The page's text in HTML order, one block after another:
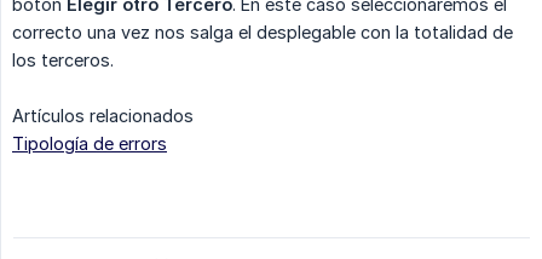
botón Elegir otro Tercero. En este caso seleccionaremos el
correcto una vez nos salga el desplegable con la totalidad de
los terceros.
Artículos relacionados
Tipología de errors